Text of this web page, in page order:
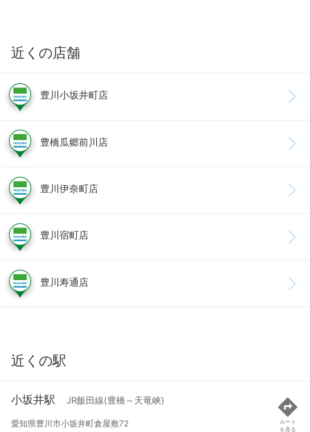
近くの店舗
豊川小坂井町店
豊橋瓜郷前川店
豊川伊奈町店
豊川宿町店
豊川寿通店
近くの駅
小坂井駅 JR飯田線(豊橋～天竜峡)
愛知県豊川市小坂井町倉屋敷72
ルート
を見る